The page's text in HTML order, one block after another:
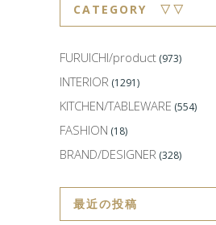
CATEGORY ▽▽
FURUICHI/product (973)
INTERIOR (1291)
KITCHEN/TABLEWARE (554)
FASHION (18)
BRAND/DESIGNER (328)
最近の投稿